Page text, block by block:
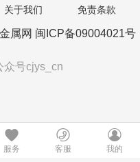
关于我们 免责条款
属网 闽ICP备09004021号
众号cjys_cn
服务 客服 我的